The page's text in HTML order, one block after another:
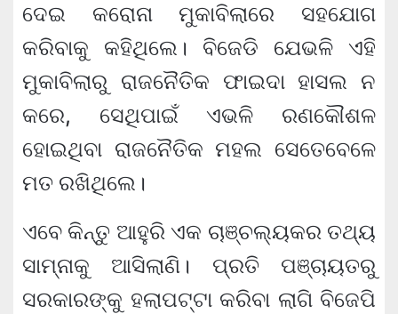
ଦେଇ କରୋନା ମୁକାବିଲାରେ ସହଯୋଗ
କରିବାକୁ କହିଥିଲେ। ବିଜେଡି ଯେଭଳି ଏହି
ମୁକାବିଲାରୁ ରାଜନୈତିକ ଫାଇଦା ହାସଲ ନ
କରେ, ସେଥିପାଇଁ ଏଭଳି ରଣକୌଶଳ
ହୋଇଥିବା ରାଜନୈତିକ ମହଲ ସେତେବେଳେ
ମତ ରଖିଥିଲେ।
ଏବେ କିନ୍ତୁ ଆହୁରି ଏକ ଚାଞ୍ଚଲ୍ୟକର ତଥ୍ୟ
ସାମ୍ନାକୁ ଆସିଲାଣି। ପ୍ରତି ପଞ୍ଚାୟତରୁ
ସରକାରଙ୍କୁ ହଲାପଟ୍ଟା କରିବା ଲାଗି ବିଜେପି